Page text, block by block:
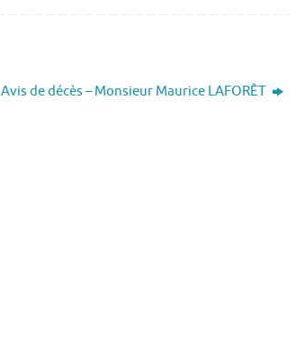
Avis de décès – Monsieur Maurice LAFORÊT